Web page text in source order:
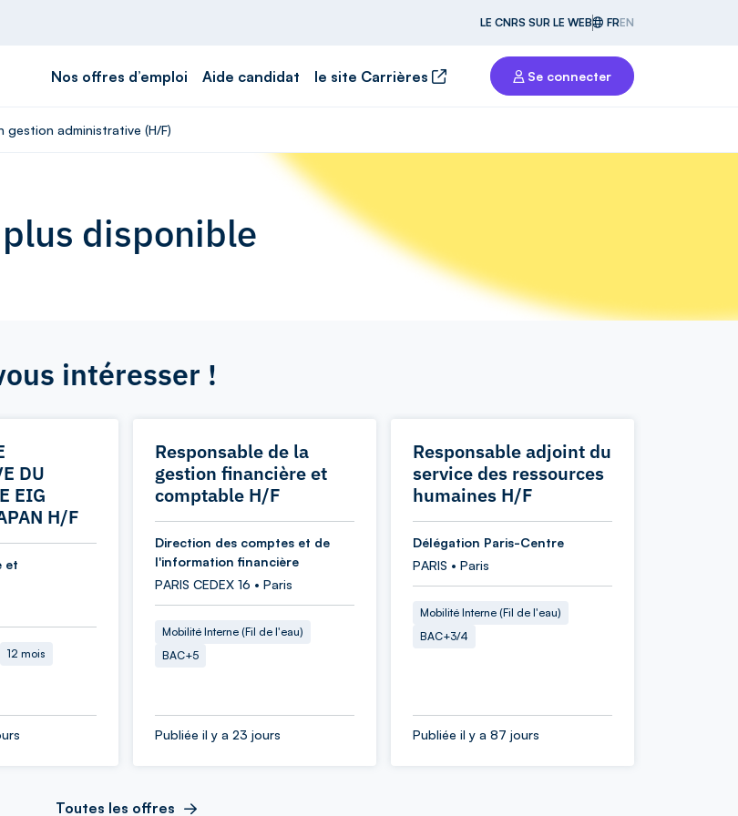
LE CNRS SUR LE WEB FREN
Nos offres d’emploi Aide candidat le site Carrières Se connecter
gestion administrative (H/F)
disponible
intéresser !
DU
EIG
H/F
et
12 mois
Responsable de la
gestion financière et
comptable H/F
Direction des comptes et de
l'information financière
PARIS CEDEX 16 • Paris
Mobilité Interne (Fil de l'eau)
BAC+5
Publiée il y a 23 jours
Responsable adjoint du
service des ressources
humaines H/F
Délégation Paris-Centre
PARIS • Paris
Mobilité Interne (Fil de l'eau)
BAC+3/4
Publiée il y a 87 jours
Toutes les offres